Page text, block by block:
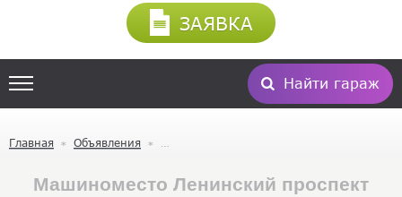
Найти гараж
ЗАЯВКА
Главная Объявления
Машиноместо Ленинский проспект